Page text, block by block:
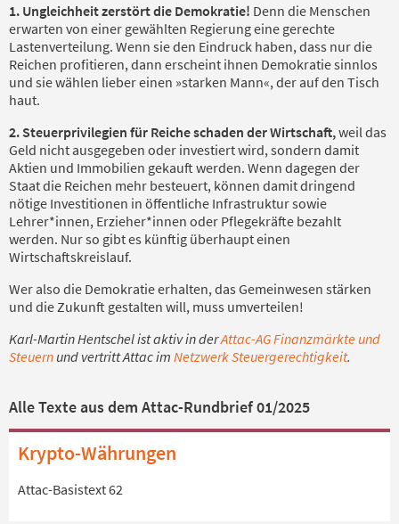
1. Ungleichheit zerstört die Demokratie! Denn die Menschen
erwarten von einer gewählten Regierung eine gerechte
Lastenverteilung. Wenn sie den Eindruck haben, dass nur die
Reichen profitieren, dann erscheint ihnen Demokratie sinnlos
und sie wählen lieber einen »starken Mann«, der auf den Tisch
haut.
2. Steuerprivilegien für Reiche schaden der Wirtschaft,weil das
Geld nicht ausgegeben oder investiert wird, sondern damit
Aktien und Immobilien gekauft werden. Wenn dagegen der
Staat die Reichen mehr besteuert, können damit dringend
nötige Investitionen in öffentliche Infrastruktur sowie
Lehrer*innen, Erzieher*innen oder Pflegekräfte bezahlt
werden. Nur so gibt es künftig überhaupt einen
Wirtschaftskreislauf.
Wer also die Demokratie erhalten, das Gemeinwesen stärken
und die Zukunft gestalten will, muss umverteilen!
Karl-Martin Hentschel ist aktiv in derAttac-AG Finanzmärkte und
Steuern und vertritt Attac im Netzwerk Steuergerechtigkeit.
Alle Texte aus dem Attac-Rundbrief 01/2025
Krypto-Währungen
Attac-Basistext 62